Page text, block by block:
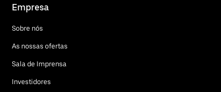
Empresa
Sobre nós
As nossas ofertas
Sala de Imprensa
Investidores